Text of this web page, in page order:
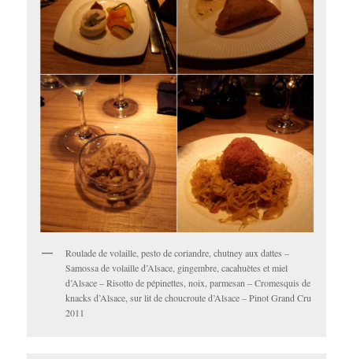
Roulade de volaille, pesto de coriandre, chutney aux dattes –
Samossa de volaille d’Alsace, gingembre, cacahuètes et miel
d’Alsace – Risotto de pépinettes, noix, parmesan – Cromesquis de
knacks d’Alsace, sur lit de choucroute d’Alsace – Pinot Grand Cru
2011